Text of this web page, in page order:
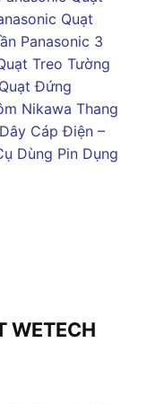
Quạt
Panasonic 3
Treo Tường
Quạt Đứng
Nikawa Thang
Dây Cáp Điện –
Dùng Pin Dụng
WETECH